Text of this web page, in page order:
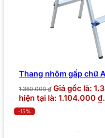
Thang nhôm gấp chữ
1.380.000₫ Giá gốc là:
hiện tại là: 1.104.000 ₫.
-15%